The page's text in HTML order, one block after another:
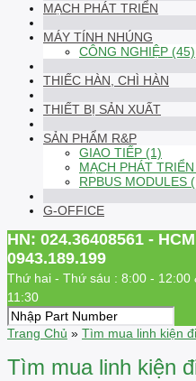
MẠCH PHÁT TRIỂN
MÁY TÍNH NHÚNG
CÔNG NGHIỆP (45)
THIẾC HÀN, CHÌ HÀN
THIẾT BỊ SẢN XUẤT
SẢN PHẨM R&P
GIAO TIẾP (1)
MẠCH PHÁT
RPBUS MODULES
G-OFFICE
HN: 024.36408561 -
0943.189.199
Thứ hai - Thứ sáu : 8:00 - 12:00
11:30
Trang Chủ » Tìm mua linh kiện
Tìm mua linh kiện